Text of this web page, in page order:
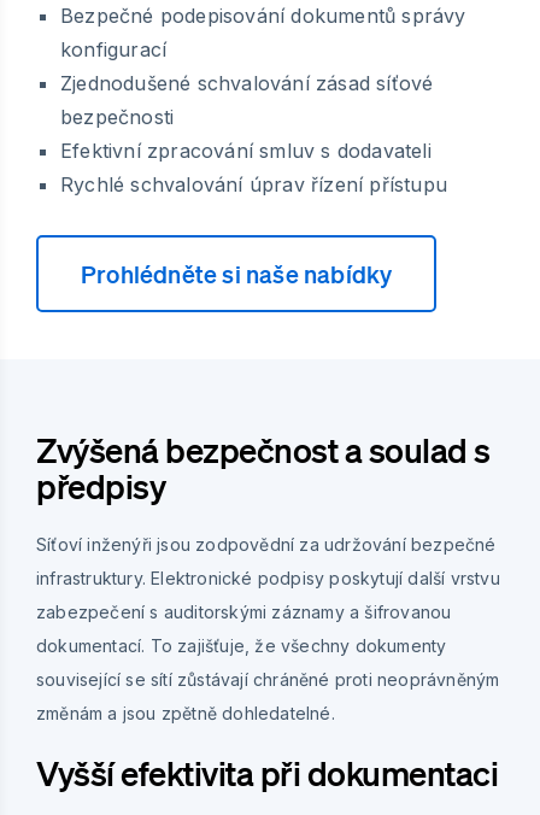
Bezpečné podepisování dokumentů správy
konfigurací
Zjednodušené schvalování zásad síťové
bezpečnosti
Efektivní zpracování smluv s dodavateli
Rychlé schvalování úprav řízení přístupu
Prohlédněte si naše nabídky
Zvýšená bezpečnost a soulad s
předpisy
Síťoví inženýři jsou zodpovědní za udržování bezpečné
infrastruktury. Elektronické podpisy poskytují další vrstvu
zabezpečení s auditorskými záznamy a šifrovanou
dokumentací. To zajišťuje, že všechny dokumenty
související se sítí zůstávají chráněné proti neoprávněným
změnám a jsou zpětně dohledatelné.
Vyšší efektivita při dokumentaci